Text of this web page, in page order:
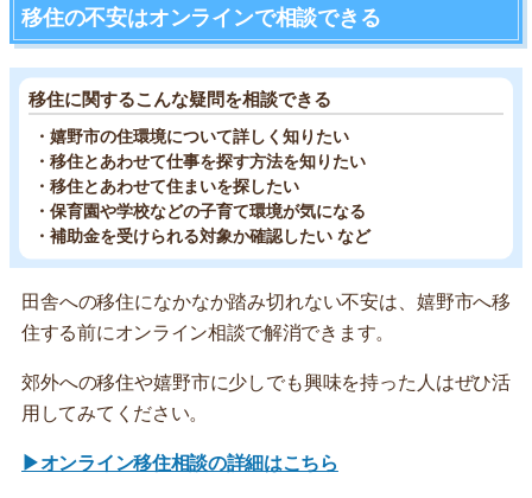
移住の不安はオンラインで相談できる
移住に関するこんな疑問を相談できる
・嬉野市の住環境について詳しく知りたい
・移住とあわせて仕事を探す方法を知りたい
・移住とあわせて住まいを探したい
・保育園や学校などの子育て環境が気になる
・補助金を受けられる対象か確認したい など
田舎への移住になかなか踏み切れない不安は、嬉野市へ移
住する前にオンライン相談で解消できます。
郊外への移住や嬉野市に少しでも興味を持った人はぜひ活
用してみてください。
▶オンライン移住相談の詳細はこちら